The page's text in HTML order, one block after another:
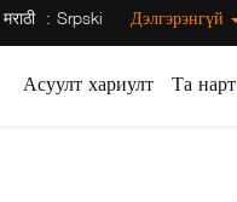
मराठी Srpski Дэлгэрэнгүй
Асуулт хариулт Та нарт